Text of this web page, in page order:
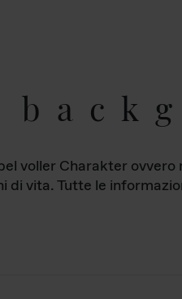
voller Charakter
di vita. Tutte le